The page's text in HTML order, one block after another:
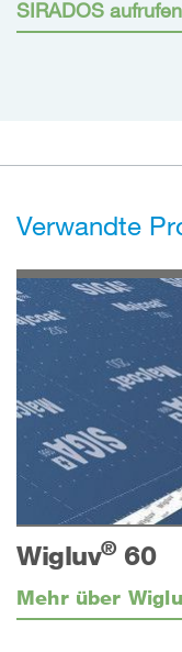
SIRADOS aufrufen
Verwandte
Wigluv®60
Mehr über